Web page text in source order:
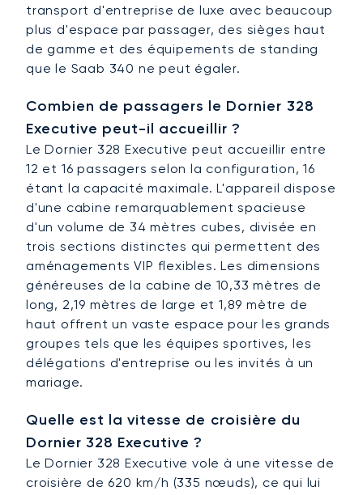
transport d'entreprise de luxe avec beaucoup
plus d'espace par passager, des sièges haut
de gamme et des équipements de standing
que le Saab 340 ne peut égaler.
Combien de passagers le Dornier 328
Executive peut-il accueillir ?
Le Dornier 328 Executive peut accueillir entre
12 et 16 passagers selon la configuration, 16
étant la capacité maximale. L'appareil dispose
d'une cabine remarquablement spacieuse
d'un volume de 34 mètres cubes, divisée en
trois sections distinctes qui permettent des
aménagements VIP flexibles. Les dimensions
généreuses de la cabine de 10,33 mètres de
long, 2,19 mètres de large et 1,89 mètre de
haut offrent un vaste espace pour les grands
groupes tels que les équipes sportives, les
délégations d'entreprise ou les invités à un
mariage.
Quelle est la vitesse de croisière du
Dornier 328 Executive ?
Le Dornier 328 Executive vole à une vitesse de
croisière de 620 km/h (335 nœuds), ce qui lui